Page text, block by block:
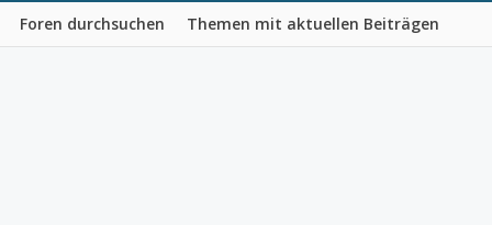
Foren durchsuchen Themen mit aktuellen Beiträgen